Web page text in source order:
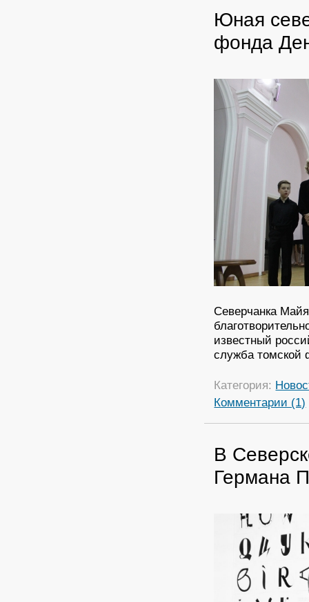
Юная
фонда
Северчанка
известный
служба томской
Категория:
Комментарии (1)
В
Германа